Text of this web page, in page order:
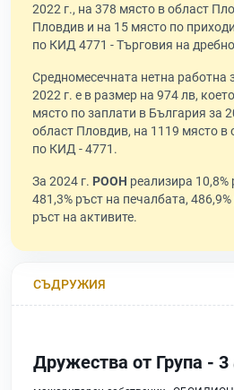
2022 г., на 378 място в област
Пловдив и на 15 място по
по КИД 4771 - Търговия на
Средномесечната нетна работна
2022 г. е в размер на 974 лв,
място по заплати в България за
област Пловдив, на 1119 място
по КИД - 4771.
За 2024 г. РООН реализира 10,8%
481,3% ръст на печалбата,
ръст на активите.
СЪДРУЖИЯ
Дружества от Група - 3